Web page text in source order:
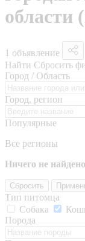
области
1 объявление
Найти Сбросить
Город / Область
Город, регион
Популярные
Все регионы
Ничего не найдено
Сбросить
Тип питомца
Собака
Порода